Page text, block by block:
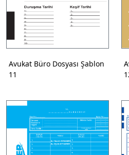
Avukat Büro Dosyası Şablon
11